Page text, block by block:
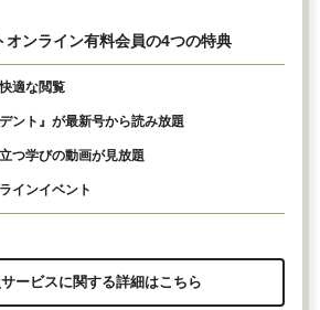
オンライン有料会員の4つの特典
適な閲覧
ント』が最新号から読み放題
つ学びの動画が見放題
インイベント
ービスに関する詳細はこちら